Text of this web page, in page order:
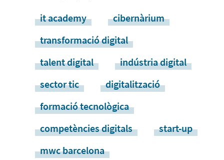
it academy
cibernàrium
transformació digital
talent digital
indústria digital
sector tic
digitalització
formació tecnològica
competències digitals
start-up
mwc barcelona